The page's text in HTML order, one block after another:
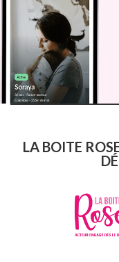
LA BOITE